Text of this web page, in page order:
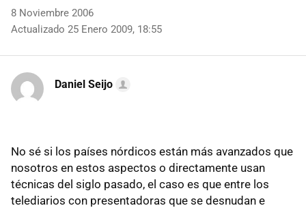
8 Noviembre 2006
Actualizado 25 Enero 2009, 18:55
Daniel Seijo
No sé si los países nórdicos están más avanzados que
nosotros en estos aspectos o directamente usan
técnicas del siglo pasado, el caso es que entre los
telediarios con presentadoras que se desnudan e